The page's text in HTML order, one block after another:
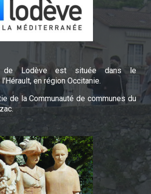
de Lodève est située dans le
en région Occitanie.
de la Communauté de communes du